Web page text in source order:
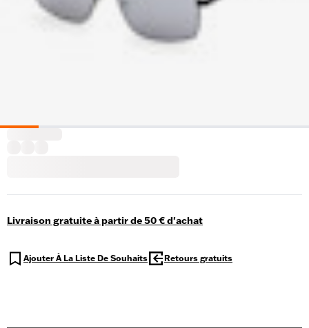
Livraison gratuite à partir de 50 € d'achat
Ajouter À La Liste De Souhaits Retours gratuits